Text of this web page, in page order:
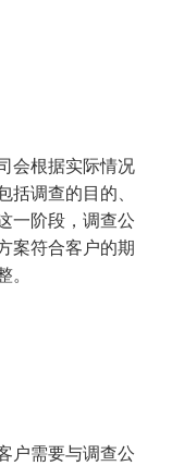
会根据实际情况
调查的目的、
一阶段，调查公
案符合客户的期
户需要与调查公